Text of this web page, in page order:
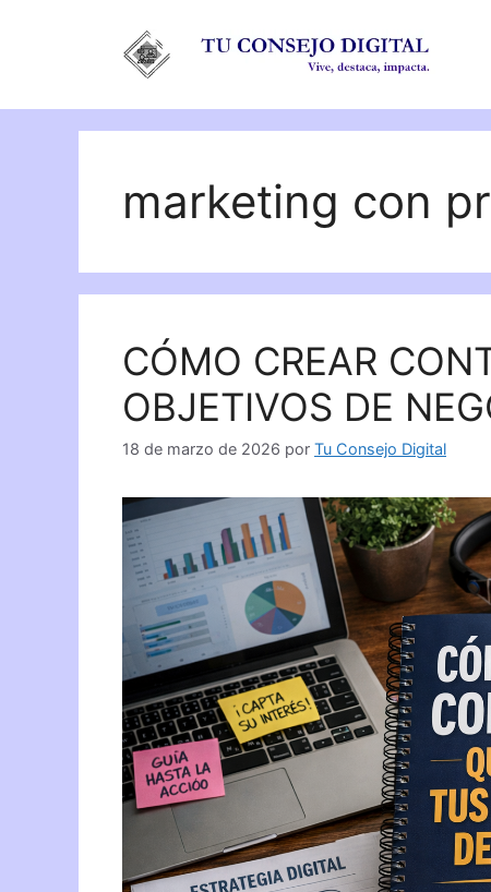
marketing con
CÓMO CREAR
OBJETIVOS DE
18 de marzo de 2026 por Tu Consejo Digital